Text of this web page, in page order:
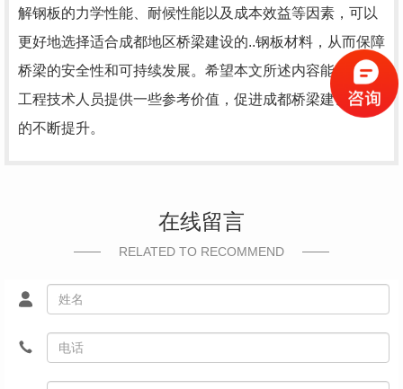
解钢板的力学性能、耐候性能以及成本效益等因素，可以
更好地选择适合成都地区桥梁建设的..钢板材料，从而保障
桥梁的安全性和可持续发展。希望本文所述内容能为相关
工程技术人员提供一些参考价值，促进成都桥梁建设水平
的不断提升。
在线留言
RELATED TO RECOMMEND